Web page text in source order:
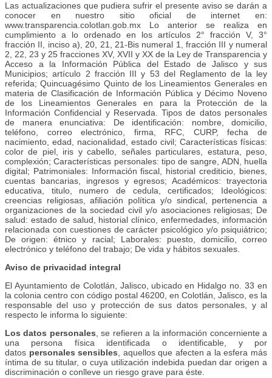
Las actualizaciones que pudiera sufrir el presente aviso se darán a
conocer en nuestro sitio oficial de internet en:
www.transparencia.colotlan.gob.mx Lo anterior se realiza en
cumplimiento a lo ordenado en los artículos 2° fracción V, 3°
fracción II, inciso a), 20, 21, 21-Bis numeral 1, fracción III y numeral
2, 22, 23 y 25 fracciones XV, XVII y XX de la Ley de Transparencia y
Acceso a la Información Pública del Estado de Jalisco y sus
Municipios; artículo 2 fracción III y 53 del Reglamento de la ley
referida; Quincuagésimo Quinto de los Lineamientos Generales en
materia de Clasificación de Información Pública y Décimo Noveno
de los Lineamientos Generales en para la Protección de la
Información Confidencial y Reservada. Tipos de datos personales
de manera enunciativa: De identificación: nombre, domicilio,
teléfono, correo electrónico, firma, RFC, CURP, fecha de
nacimiento, edad, nacionalidad, estado civil; Características físicas:
color de piel, iris y cabello, señales particulares, estatura, peso,
complexión; Características personales: tipo de sangre, ADN, huella
digital; Patrimoniales: Información fiscal, historial crediticio, bienes,
cuentas bancarias, ingresos y egresos; Académicos: trayectoria
educativa, titulo, numero de cedula, certificados; Ideológicos:
creencias religiosas, afiliación política y/o sindical, pertenencia a
organizaciones de la sociedad civil y/o asociaciones religiosas; De
salud: estado de salud, historial clínico, enfermedades, información
relacionada con cuestiones de carácter psicológico y/o psiquiátrico;
De origen: étnico y racial; Laborales: puesto, domicilio, correo
electrónico y teléfono del trabajo; De vida y hábitos sexuales.
Aviso de privacidad integral
El Ayuntamiento de Colotlán, Jalisco, ubicado en Hidalgo no. 33 en
la colonia centro con código postal 46200, en Colotlán, Jalisco, es la
responsable del uso y protección de sus datos personales, y al
respecto le informa lo siguiente:
Los datos personales , se refieren a la información concerniente a
una persona física identificada o identificable, y por
datos personales sensibles , aquellos que afecten a la esfera más
íntima de su titular, o cuya utilización indebida puedan dar origen a
discriminación o conlleve un riesgo grave para éste.